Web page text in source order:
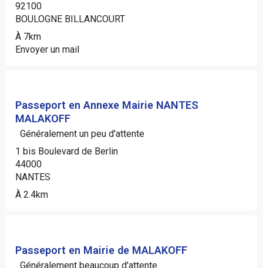
92100
BOULOGNE BILLANCOURT
À 7km
Envoyer un mail
Passeport en Annexe Mairie NANTES
MALAKOFF
Généralement un peu d'attente
1 bis Boulevard de Berlin
44000
NANTES
À 2.4km
Passeport en Mairie de MALAKOFF
Généralement beaucoup d'attente